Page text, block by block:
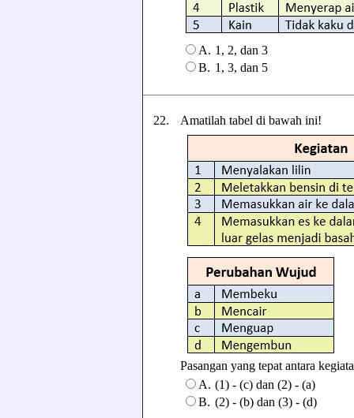
A. 1, 2, dan 3
B. 1, 3, dan 5
22. Amatilah tabel di bawah ini!
Pasangan yang tepat antara
A. (1) - (c) dan (2) - (a)
B. (2) - (b) dan (3) - (d)